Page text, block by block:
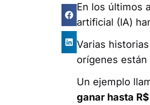
En los últimos
artificial (IA)
Varias
orígenes
Un ejemplo
ganar hasta